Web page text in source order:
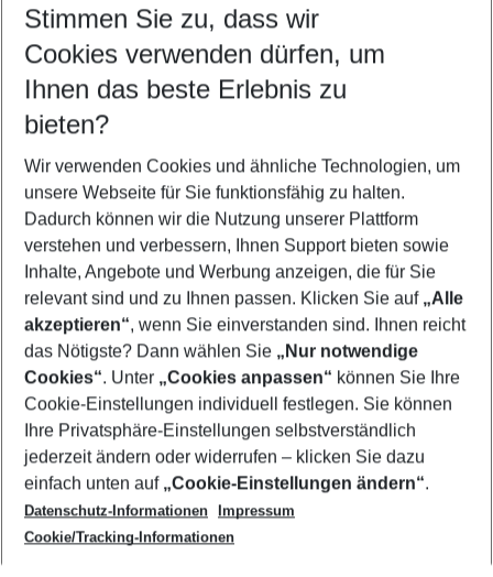
Abflughafen wählen
Beliebiger Abflughafen
Reisezeitraum wählen
09.08.26– 07.08.27 5-8 Nächte
2 Erwachsene Keine Kinder
Mehr Filter anzeigen
Footer
Footer navigation
Über uns
AGB
Cookie-Einstellungen ändern
Cookie-Richtlinie
Datenschutz
Service & Hilfe
Barrierefreies Reisen
Check-in
Folgen Sie uns
Stimmen Sie zu, dass wir
Cookies verwenden dürfen, um
Ihnen das beste Erlebnis zu
bieten?
Wir verwenden Cookies und ähnliche Technologien, um
unsere Webseite für Sie funktionsfähig zu halten.
Dadurch können wir die Nutzung unserer Plattform
verstehen und verbessern, Ihnen Support bieten sowie
Inhalte, Angebote und Werbung anzeigen, die für Sie
relevant sind und zu Ihnen passen. Klicken Sie auf „Alle
akzeptieren“, wenn Sie einverstanden sind. Ihnen reicht
das Nötigste? Dann wählen Sie „Nur notwendige
Cookies“. Unter „Cookies anpassen“ können Sie Ihre
Cookie-Einstellungen individuell festlegen. Sie können
Ihre Privatsphäre-Einstellungen selbstverständlich
jederzeit ändern oder widerrufen – klicken Sie dazu
einfach unten auf „Cookie-Einstellungen ändern“.
Datenschutz-Informationen
Impressum
Cookie/Tracking-Informationen